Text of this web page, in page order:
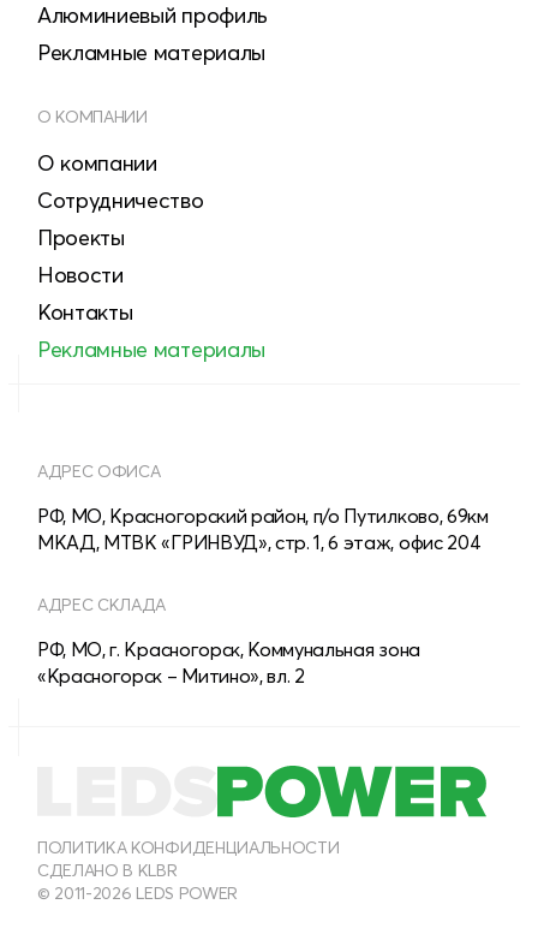
8 (495) 150-40-54
ОТДЕЛ ПРОДАЖ ДЛЯ ЮРИДИЧЕСКИХ ЛИЦ
Алюминиевый профиль
Рекламные материалы
О КОМПАНИИ
О компании
Сотрудничество
Проекты
Новости
Контакты
Рекламные материалы
АДРЕС ОФИСА
РФ, МО, Красногорский район, п/о Путилково, 69км
МКАД, МТВК «ГРИНВУД», стр. 1, 6 этаж, офис 204
АДРЕС СКЛАДА
РФ, МО, г. Красногорск, Коммунальная зона
«Красногорск – Митино», вл. 2
© 2011-2026 LEDS POWER
ПОЛИТИКА КОНФИДЕНЦИАЛЬНОСТИ
СДЕЛАНО В KLBR